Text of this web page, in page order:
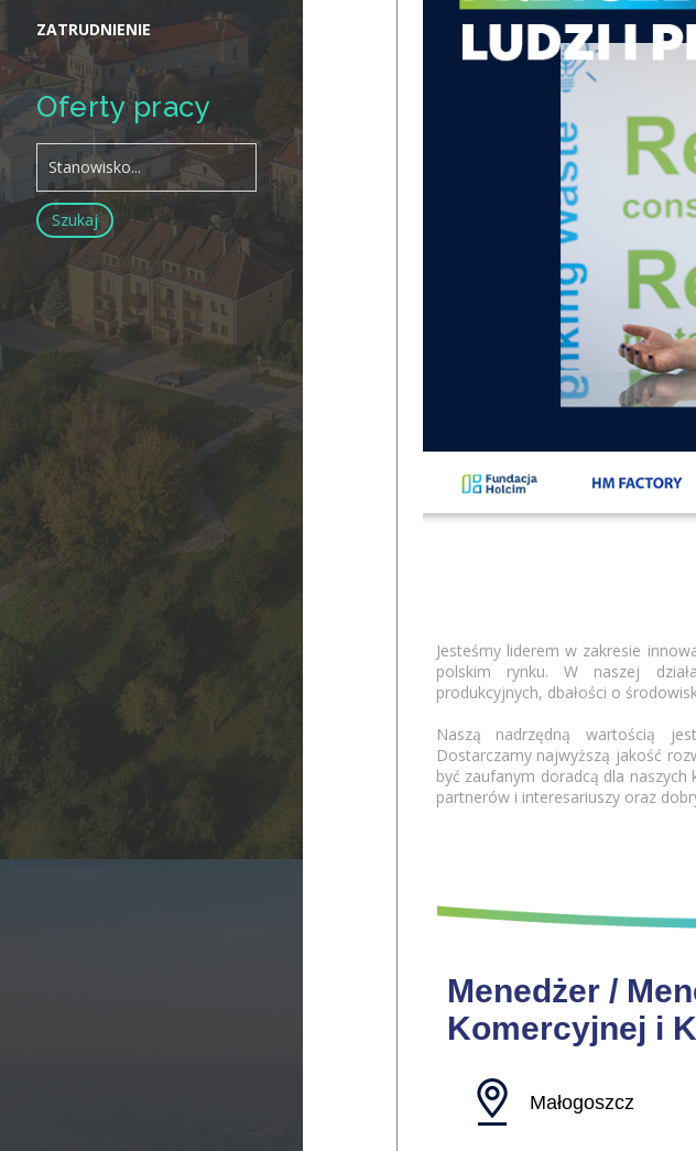
ZATRUDNIENIE
Oferty pracy
Jesteśmy liderem w zakresie
polskim rynku. W naszej
produkcyjnych, dbałości o
Naszą nadrzędną wartością
Dostarczamy najwyższą jakość
być zaufanym doradcą dla
partnerów i interesariuszy oraz
Menedżer /
Komercyjnej i
Małogoszcz